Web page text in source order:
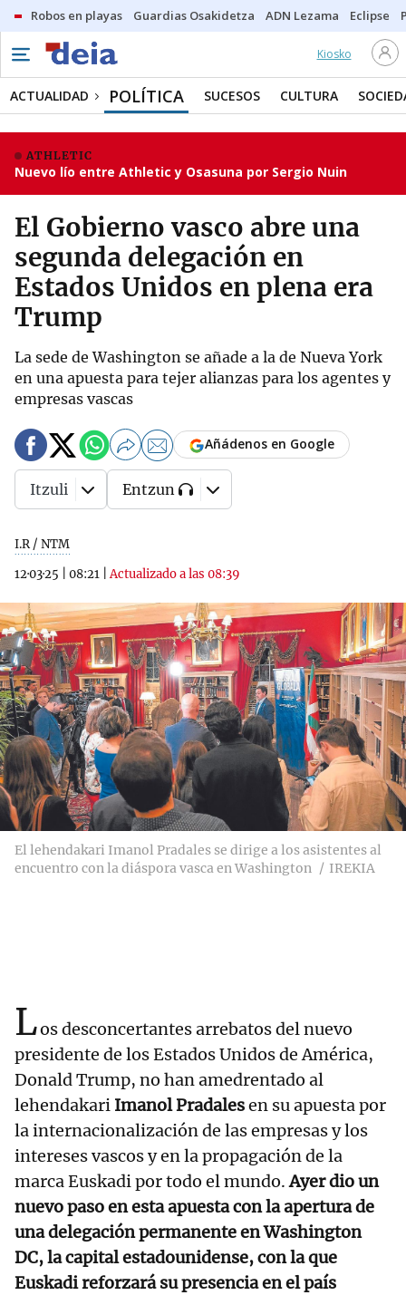
Robos en playas Guardias Osakidetza ADN Lezama Eclipse
Kiosko
ACTUALIDAD POLÍTICA SUCESOS CULTURA
ATHLETIC
Nuevo lío entre Athletic y Osasuna por Sergio Nuin
El Gobierno vasco abre una
segunda delegación en
Estados Unidos en plena era
Trump
La sede de Washington se añade a la de Nueva York
en una apuesta para tejer alianzas para los agentes y
empresas vascas
I.R / NTM
12·03·25
08:21 |Actualizado a las 08:39
Añádenos en Google
Itzuli Entzun
El lehendakari Imanol Pradales se dirige a los asistentes al
encuentro con la diáspora vasca en Washington
IREKIA
Los desconcertantes arrebatos del nuevo
presidente de los Estados Unidos de América,
Donald Trump, no han amedrentado al
lehendakari Imanol Pradalesen su apuesta por
la internacionalización de las empresas y los
intereses vascos y en la propagación de la
marca Euskadi por todo el mundo.Ayer dio un
nuevo paso en esta apuesta con la apertura de
una delegación permanente en Washington
DC, la capital estadounidense, con la que
Euskadi reforzará su presencia en el país